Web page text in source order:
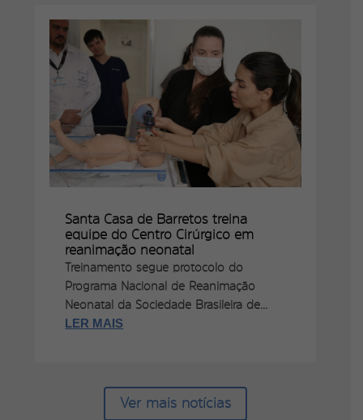
Santa Casa de Barretos treina
equipe do Centro Cirúrgico em
reanimação neonatal
Treinamento segue protocolo do
Programa Nacional de Reanimação
Neonatal da Sociedade Brasileira de...
LER MAIS
Ver mais notícias